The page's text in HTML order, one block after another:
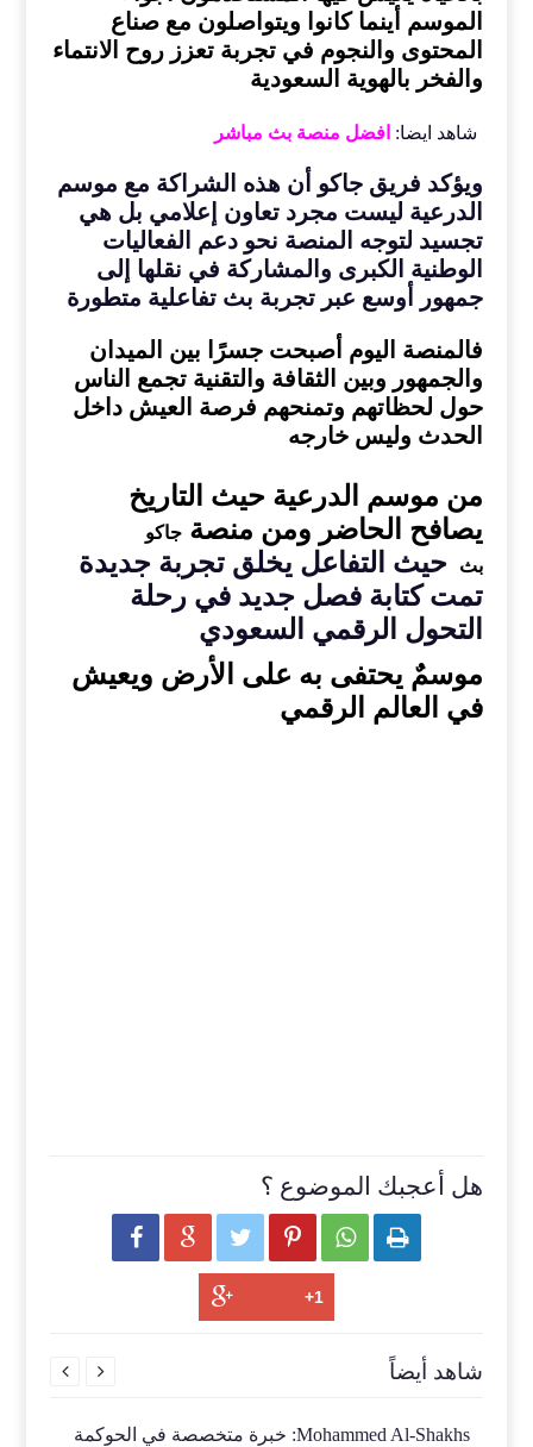
الموسم أينما كانوا ويتواصلون مع صناع
المحتوى والنجوم في تجربة تعزز روح الانتماء
والفخر بالهوية السعودية
شاهد ايضا: افضل منصة بث مباشر
ويؤكد فريق جاكو أن هذه الشراكة مع موسم
الدرعية ليست مجرد تعاون إعلامي بل هي
تجسيد لتوجه المنصة نحو دعم الفعاليات
الوطنية الكبرى والمشاركة في نقلها إلى
جمهور أوسع عبر تجربة بث تفاعلية متطورة
فالمنصة اليوم أصبحت جسرًا بين الميدان
والجمهور وبين الثقافة والتقنية تجمع الناس
حول لحظاتهم وتمنحهم فرصة العيش داخل
الحدث وليس خارجه
من موسم الدرعية حيث التاريخ
يصافح الحاضر ومن منصةجاكو
بث
حيث التفاعل يخلق تجربة جديدة
تمت كتابة فصل جديد في رحلة
التحول الرقمي السعودي
موسمٌ يحتفى به على الأرض ويعيش
في العالم الرقمي
هل أعجبك الموضوع ؟
     
شاهد أيضاً
Mohammed Al-Shakhs: خبرة متخصصة في الحوكمة
 